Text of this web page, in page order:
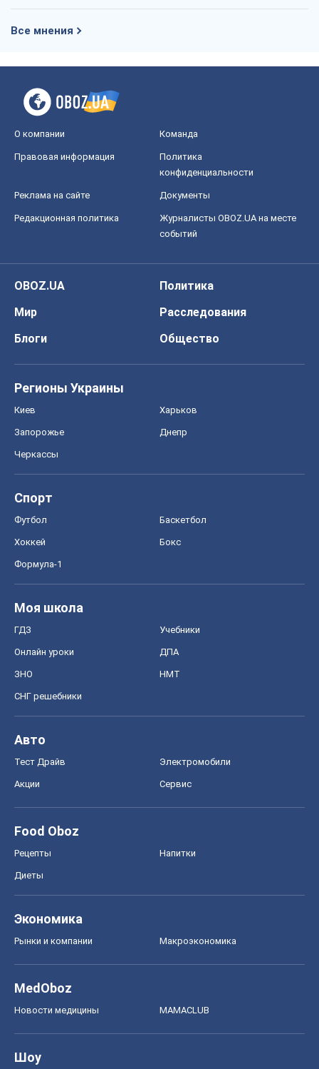
Все мнения
О компании Команда
Правовая информация
Политика
конфиденциальности
Реклама на сайте Документы
Редакционная политика
Журналисты OBOZ.UA на месте
событий
OBOZ.UA
Политика
Мир
Расследования
Блоги
Общество
Регионы Украины
Киев Харьков
Запорожье Днепр
Черкассы
Спорт
Футбол Баскетбол
Хоккей Бокс
Формула-1
Моя школа
ГДЗ Учебники
Онлайн уроки ДПА
ЗНО НМТ
СНГ решебники
Авто
Тест Драйв Электромобили
Акции Сервис
Food Oboz
Рецепты Напитки
Диеты
Экономика
Рынки и компании Mакроэкономика
MedOboz
Новости медицины MAMACLUB
Шоу